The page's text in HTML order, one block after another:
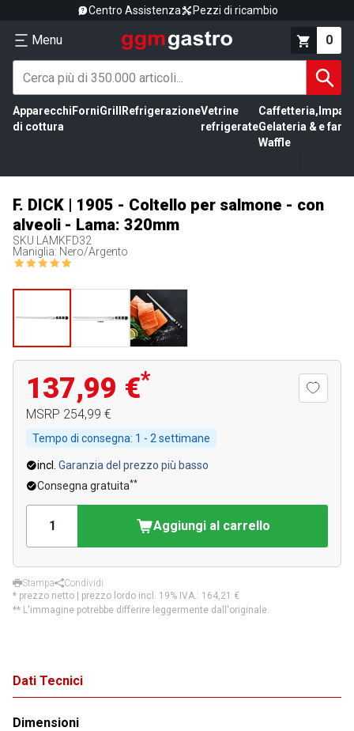
Centro Assistenza Pezzi di ricambio
Menu 0
Apparecchi
di cottura
ForniGrill RefrigerazioneVetrine
refrigerate
Caffetteria,
Gelateria &
Waffle
e
F. DICK | 1905 - Coltello per salmone - con
alveoli - Lama: 320mm
SKU
LAMKFD32
Maniglia: Nero/Argento
137,99 €*
MSRP 254,99 €
Tempo di consegna: 1 - 2 settimane
incl. Garanzia del prezzo più basso
Consegna gratuita**
Aggiungi al carrello
Stampa
Condividi
* prezzo netto | prezzo lordo incl. 19% IVA.: 164,21 €
** L'immagine potrebbe differire leggermente dall'originale.
Dati Tecnici
Dimensioni